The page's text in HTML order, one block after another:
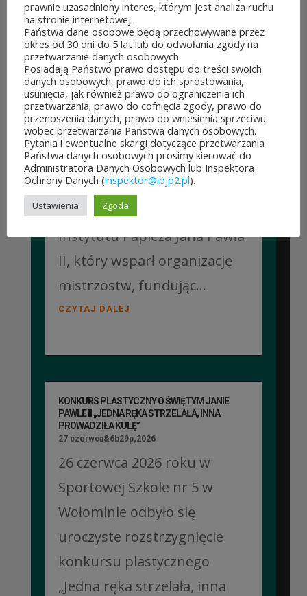
10 lipca&7b19p;2026
W dniach 6–10 lipca 2026 r. w
Collegium Marianum w
Pelplinie odbyły się
Jubileuszowe XXV
Mistrzostwa Polski
Duchowieństwa w Szachach
Klasycznych. Wydarzenie
zostało objęte patronatem
Instytutu Papieża Jana Pawła
II, który wsparł organizację
mistrzostw, fundując...
CZYTAJ DALEJ
KONKURS PLASTYCZNY O ŚWIĘTYM JANIE
PAWLE II „JEDNA RĘKA STRZELAŁA, INNA
PROWADZIŁA KULĘ”
27 czerwca&6b29p;2026
26 czerwca 2026 roku w
Sportowej Szkole nr 5 w
Wołominie odbyło się
uroczyste rozstrzygnięcie
konkursu plastycznego
„Jedna ręka strzelała, inna
prawnie uzasadniony interes, którym jest analiza ruchu
na stronie internetowej.
Państwa dane osobowe będą przechowywane przez
okres od 30 dni do 5 lat lub do odwołania zgody na
przetwarzanie danych osobowych.
Posiadają Państwo prawo dostępu do treści swoich
danych osobowych, prawo do ich sprostowania,
usunięcia, jak również prawo do ograniczenia ich
przetwarzania; prawo do cofnięcia zgody, prawo do
przenoszenia danych, prawo do wniesienia sprzeciwu
wobec przetwarzania Państwa danych osobowych.
Pytania i ewentualne skargi dotyczące przetwarzania
Państwa danych osobowych prosimy kierować do
Administratora Danych Osobowych lub Inspektora
Ochrony Danych (inspektor@ipjp2.pl).
Ustawienia Zgoda